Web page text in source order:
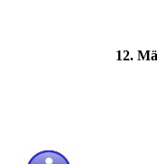
12.